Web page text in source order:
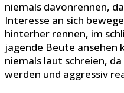
niemals davonrennen,
Interesse an sich
hinterher rennen, im
jagende Beute ansehen
niemals laut schreien,
werden und aggressiv